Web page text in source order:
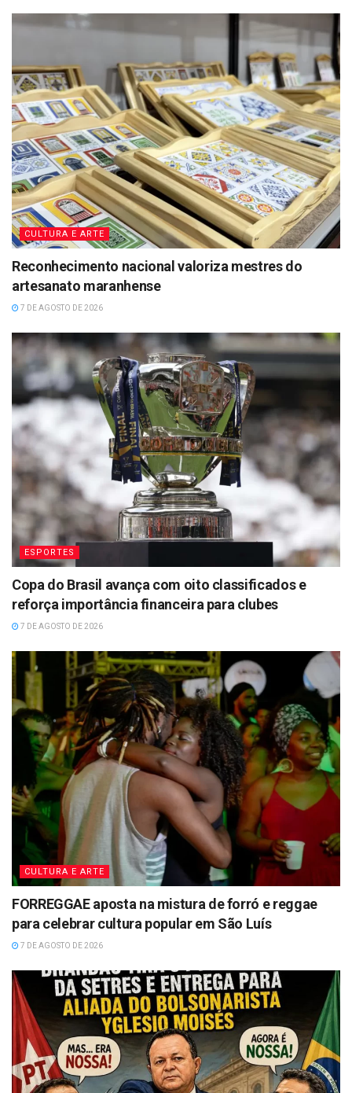
CULTURA E ARTE
Reconhecimento nacional valoriza mestres do
artesanato maranhense
7 DE AGOSTO DE 2026
ESPORTES
Copa do Brasil avança com oito classificados e
reforça importância financeira para clubes
7 DE AGOSTO DE 2026
CULTURA E ARTE
FORREGGAE aposta na mistura de forró e reggae
para celebrar cultura popular em São Luís
7 DE AGOSTO DE 2026